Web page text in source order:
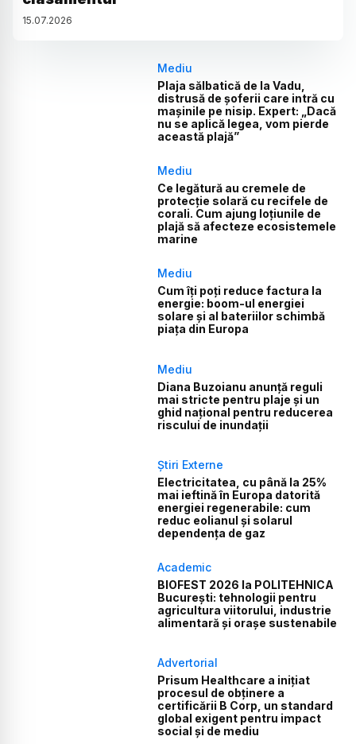
15.07.2026
Mediu
Plaja sălbatică de la Vadu,
distrusă de șoferii care intră cu
mașinile pe nisip. Expert: „Dacă
nu se aplică legea, vom pierde
această plajă”
Mediu
Ce legătură au cremele de
protecție solară cu recifele de
corali. Cum ajung loțiunile de
plajă să afecteze ecosistemele
marine
Mediu
Cum îți poți reduce factura la
energie: boom-ul energiei
solare și al bateriilor schimbă
piața din Europa
Mediu
Diana Buzoianu anunță reguli
mai stricte pentru plaje și un
ghid național pentru reducerea
riscului de inundații
Știri Externe
Electricitatea, cu până la 25%
mai ieftină în Europa datorită
energiei regenerabile: cum
reduc eolianul și solarul
dependența de gaz
Academic
BIOFEST 2026 la POLITEHNICA
București: tehnologii pentru
agricultura viitorului, industrie
alimentară și orașe sustenabile
Advertorial
Prisum Healthcare a inițiat
procesul de obținere a
certificării B Corp, un standard
global exigent pentru impact
social și de mediu